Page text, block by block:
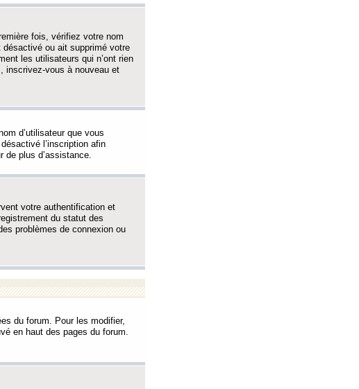
fois, vérifiez votre nom
désactivé ou ait supprimé votre
les utilisateurs qui n’ont rien
inscrivez-vous à nouveau et
d’utilisateur que vous
l’inscription afin
de plus d’assistance.
votre authentification et
du statut des
problèmes de connexion ou
du forum. Pour les modifier,
en haut des pages du forum.